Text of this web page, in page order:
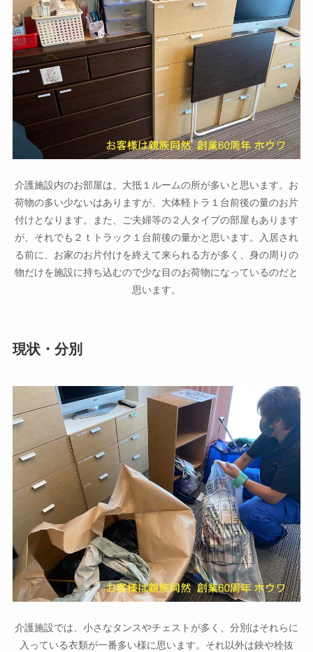
介護施設内のお部屋は、大抵１ルームの所が多いと思います。お
荷物の多い少ないはありますが、大体軽トラ１台前後の量のお片
付けとなります。また、ご夫婦等の２人タイプの部屋もあります
が、それでも２ｔトラック１台前後の量かと思います。入居され
る前に、お家のお片付けを終えて来られる方が多く、身の周りの
物だけを施設に持ち込むので少な目のお荷物になっているのだと
思います。
現状・分別
介護施設では、小さなタンスやチェストが多く、分別はそれらに
入っている衣類が一番多い様に思います。それ以外は鋏や栓抜